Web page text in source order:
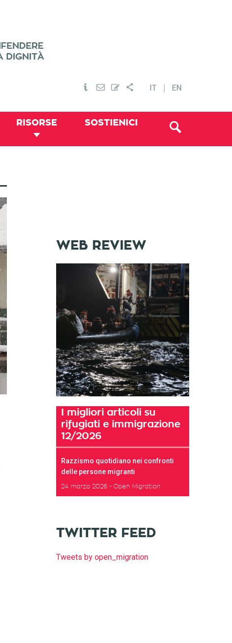
IT EN
RISORSE SOSTIENICI
WEB REVIEW
I migliori articoli su
rifugiati e immigrazione
12/2026
Razzismo quotidiano nei confronti
delle persone migranti
24 marzo 2026 Open Migration
TWITTER FEED
Tweets by open_migration